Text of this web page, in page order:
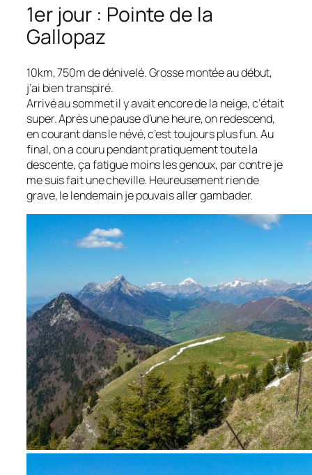
1er jour : Pointe de la
Gallopaz
10km, 750m de dénivelé. Grosse montée au début,
j’ai bien transpiré.
Arrivé au sommet il y avait encore de la neige, c’était
super. Après une pause d’une heure, on redescend,
en courant dans le névé, c’est toujours plus fun. Au
final, on a couru pendant pratiquement toute la
descente, ça fatigue moins les genoux, par contre je
me suis fait une cheville. Heureusement rien de
grave, le lendemain je pouvais aller gambader.